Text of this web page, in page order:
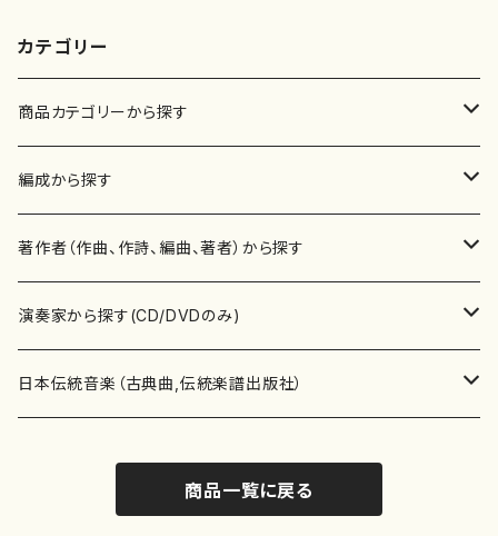
カテゴリー
商品カテゴリーから探す
楽譜
書籍
書籍
テキストブック
CD・DVD
チケット
編成から探す
邦楽器
箏・琴（ソロ）
箏・琴（合奏）
合唱
混声合唱
歌・声
洋楽器（弦楽器）
著作者（作曲、作詩、編曲、著者）から探す
あ行
青木省三(アオキ ショウゾウ)
か行
蔭山滸山(カゲヤマ キョザン)
斉藤松声(サイトウ ショウセイ)
演奏家から探す(CD/DVDのみ)
邦楽（箏、三味線、尺八等）演奏家
應和惠子（声楽・ソプラノ）
洋楽-鍵盤楽器（ピアノ、オルガン等）演奏家
日本伝統音楽（古典曲,伝統楽譜出版社）
宮城道雄（宮城宗家監修）
地歌箏曲（三絃古典楽譜）
商品一覧に戻る